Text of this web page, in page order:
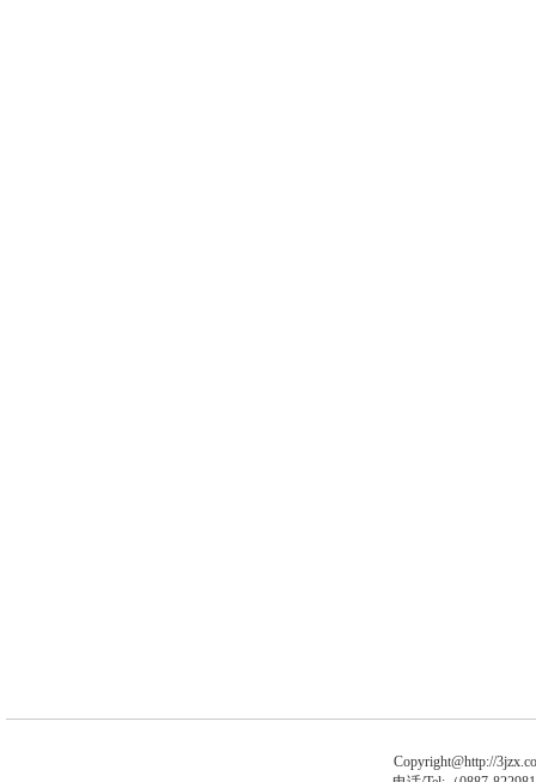
Copyright@http://